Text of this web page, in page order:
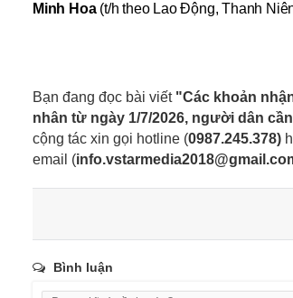
Minh Hoa(t/h theo Lao Động, Thanh
Bạn đang đọc bài viết "Các khoản
nhân từ ngày 1/7/2026, người dân
cộng tác xin gọi hotline (0987.245.378)
email (
Bình luận